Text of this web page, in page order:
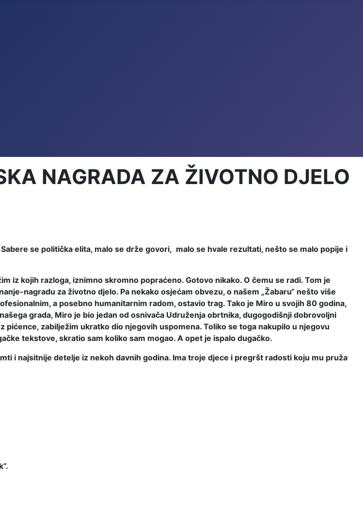
NAGRADA ZA ŽIVOTNO DJELO
se politička elita, malo se drže govori, malo se hvale rezultati, nešto se malo popije i
iz kojih razloga, iznimno skromno popraćeno. Gotovo nikako. O čemu se radi. Tom je
nagradu za životno djelo. Pa nekako osjećam obvezu, o našem „Žabaru“ nešto više
a posebno humanitarnim radom, ostavio trag. Tako je Miro u svojih 80 godina,
grada, Miro je bio jedan od osnivača Udruženja obrtnika, dugogodišnji dobrovoljni
zabilježim ukratko dio njegovih uspomena. Toliko se toga nakupilo u njegovu
tekstove, skratio sam koliko sam mogao. A opet je ispalo dugačko.
i najsitnije detelje iz nekoh davnih godina. Ima troje djece i pregršt radosti koju mu pruža